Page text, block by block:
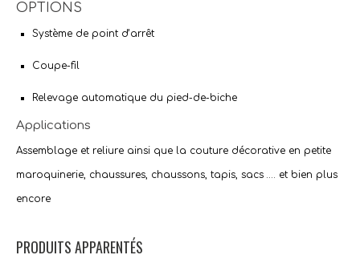
OPTIONS
Système de point d’arrêt
Coupe-fil
Relevage automatique du pied-de-biche
Applications
Assemblage et reliure ainsi que la couture décorative en petite
maroquinerie, chaussures, chaussons, tapis, sacs …. et bien plus
encore
PRODUITS APPARENTÉS